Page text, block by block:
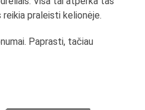
reikia praleisti kelionėje.
Paprasti, tačiau